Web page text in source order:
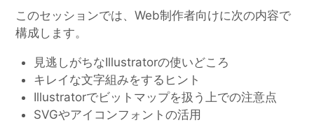
このセッションでは、Web制作者向けに次の内容で
構成します。
見逃しがちなIllustratorの使いどころ
キレイな文字組みをするヒント
Illustratorでビットマップを扱う上での注意点
SVGやアイコンフォントの活用